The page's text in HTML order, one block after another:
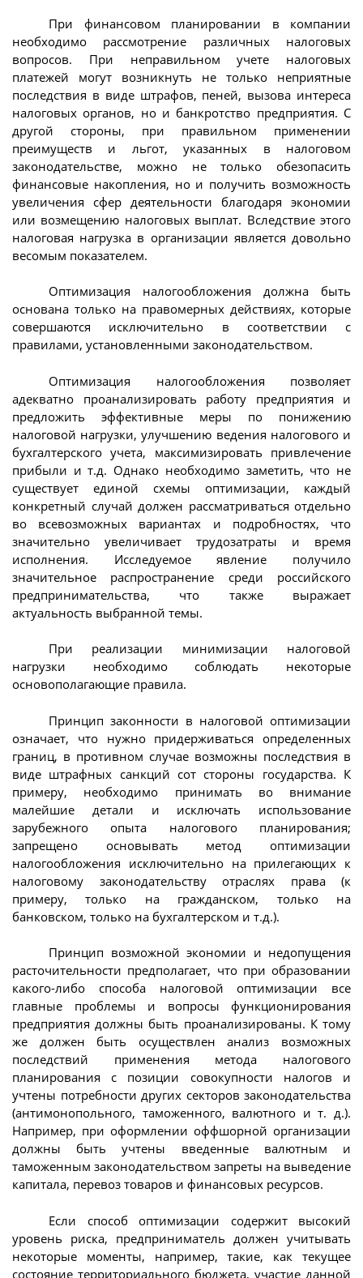
При финансовом планировании в компании
необходимо рассмотрение различных налоговых
вопросов. При неправильном учете налоговых
платежей могут возникнуть не только неприятные
последствия в виде штрафов, пеней, вызова интереса
налоговых органов, но и банкротство предприятия. С
другой стороны, при правильном применении
преимуществ и льгот, указанных в налоговом
законодательстве, можно не только обезопасить
финансовые накопления, но и получить возможность
увеличения сфер деятельности благодаря экономии
или возмещению налоговых выплат. Вследствие этого
налоговая нагрузка в организации является довольно
весомым показателем.
Оптимизация налогообложения должна быть
основана только на правомерных действиях, которые
совершаются исключительно в соответствии с
правилами, установленными законодательством.
Оптимизация налогообложения позволяет
адекватно проанализировать работу предприятия и
предложить эффективные меры по понижению
налоговой нагрузки, улучшению ведения налогового и
бухгалтерского учета, максимизировать привлечение
прибыли и т.д. Однако необходимо заметить, что не
существует единой схемы оптимизации, каждый
конкретный случай должен рассматриваться отдельно
во всевозможных вариантах и подробностях, что
значительно увеличивает трудозатраты и время
исполнения. Исследуемое явление получило
значительное распространение среди российского
предпринимательства, что также выражает
актуальность выбранной темы.
При реализации минимизации налоговой
нагрузки необходимо соблюдать некоторые
основополагающие правила.
Принцип законности в налоговой оптимизации
означает, что нужно придерживаться определенных
границ, в противном случае возможны последствия в
виде штрафных санкций сот стороны государства. К
примеру, необходимо принимать во внимание
малейшие детали и исключать использование
зарубежного опыта налогового планирования;
запрещено основывать метод оптимизации
налогообложения исключительно на прилегающих к
налоговому законодательству отраслях права (к
примеру, только на гражданском, только на
банковском, только на бухгалтерском и т.д.).
Принцип возможной экономии и недопущения
расточительности предполагает, что при образовании
какого-либо способа налоговой оптимизации все
главные проблемы и вопросы функционирования
предприятия должны быть проанализированы. К тому
же должен быть осуществлен анализ возможных
последствий применения метода налогового
планирования с позиции совокупности налогов и
учтены потребности других секторов законодательства
(антимонопольного, таможенного, валютного и т. д.).
Например, при оформлении оффшорной организации
должны быть учтены введенные валютным и
таможенным законодательством запреты на выведение
капитала, перевоз товаров и финансовых ресурсов.
Если способ оптимизации содержит высокий
уровень риска, предприниматель должен учитывать
некоторые моменты, например, такие, как текущее
состояние территориального бюджета, участие данной